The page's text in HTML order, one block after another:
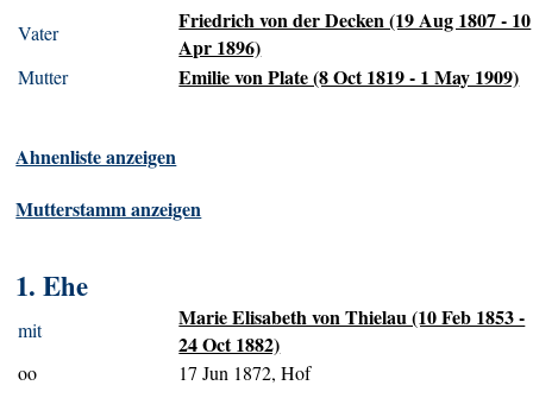
Vater
Friedrich von der Decken (19 Aug 1807 - 10
Apr 1896)
Mutter Emilie von Plate (8 Oct 1819 - 1 May 1909)
Ahnenliste anzeigen
Mutterstamm anzeigen
1. Ehe
mit
Marie Elisabeth von Thielau (10 Feb 1853 -
24 Oct 1882)
oo 17 Jun 1872, Hof